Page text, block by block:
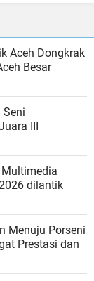
Aceh Dongkrak
Besar
III
2026 dilantik
Menuju Porseni
Prestasi dan